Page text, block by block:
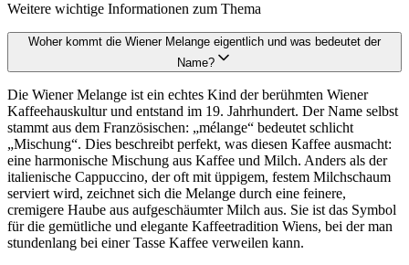
Weitere wichtige Informationen zum Thema
Woher kommt die Wiener Melange eigentlich und was bedeutet der
Name?
Die Wiener Melange ist ein echtes Kind der berühmten Wiener
Kaffeehauskultur und entstand im 19. Jahrhundert. Der Name selbst
stammt aus dem Französischen: „mélange“ bedeutet schlicht
„Mischung“. Dies beschreibt perfekt, was diesen Kaffee ausmacht:
eine harmonische Mischung aus Kaffee und Milch. Anders als der
italienische Cappuccino, der oft mit üppigem, festem Milchschaum
serviert wird, zeichnet sich die Melange durch eine feinere,
cremigere Haube aus aufgeschäumter Milch aus. Sie ist das Symbol
für die gemütliche und elegante Kaffeetradition Wiens, bei der man
stundenlang bei einer Tasse Kaffee verweilen kann.